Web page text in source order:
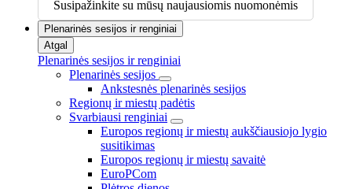
Susipažinkite su mūsų naujausiomis nuomonėmis
Plenarinės sesijos ir renginiai
Atgal
Plenarinės sesijos ir renginiai
Plenarinės sesijos
Ankstesnės plenarinės sesijos
Regionų ir miestų padėtis
Svarbiausi renginiai
Europos regionų ir miestų aukščiausiojo lygio
susitikimas
Europos regionų ir miestų savaitė
EuroPCom